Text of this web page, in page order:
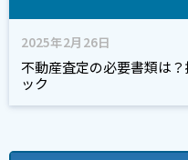
2025年2月26日
不動産査定の必要書類は
ック